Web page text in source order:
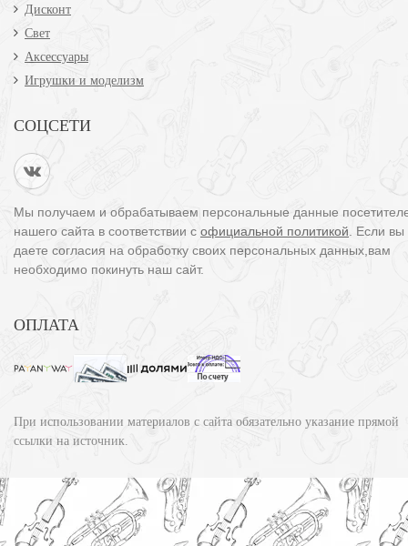
Дисконт
Свет
Аксессуары
Игрушки и моделизм
СОЦСЕТИ
Мы получаем и обрабатываем персональные данные
нашего сайта в соответствии с официальной политикой . Если
даете согласия на обработку своих персональных данных,вам
необходимо покинуть наш сайт.
ОПЛАТА
При использовании материалов с сайта обязательно указание прямой
ссылки на источник.